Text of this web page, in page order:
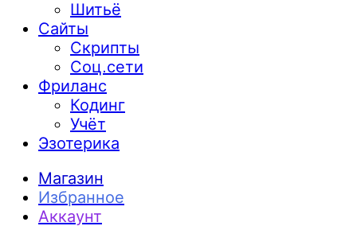
Шитьё
Сайты
Скрипты
Соц.сети
Фриланс
Кодинг
Учёт
Эзотерика
Магазин
Избранное
Аккаунт